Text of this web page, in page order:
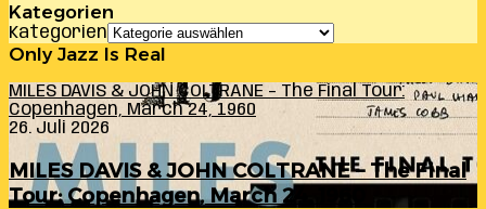
Kategorien
Kategorien
Only Jazz Is Real
MILES DAVIS & JOHN COLTRANE – The Final Tour:
Copenhagen, March 24, 1960
26. Juli 2026
MILES DAVIS & JOHN COLTRANE – The Final
Tour: Copenhagen, March 24, 1960